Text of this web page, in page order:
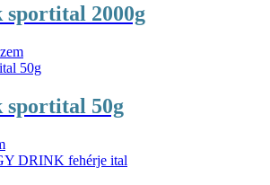
2000g
50g